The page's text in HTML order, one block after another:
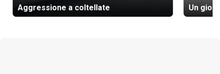
Aggressione a coltellate Un